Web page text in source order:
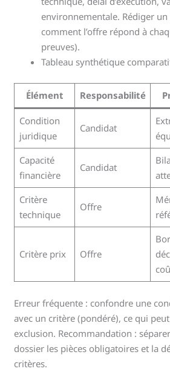
environnementale. Rédiger
comment l’offre répond à
preuves).
Tableau synthétique
Élément Responsabilité
Condition
juridique
Candidat
Capacité
financière
Candidat
Critère
technique
Offre
Critère prix Offre
Erreur fréquente : confondre une
avec un critère (pondéré), ce qui
exclusion. Recommandation :
dossier les pièces obligatoires et la
critères.